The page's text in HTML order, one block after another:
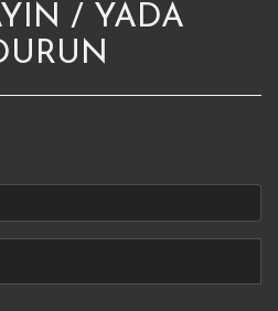
/ YADA